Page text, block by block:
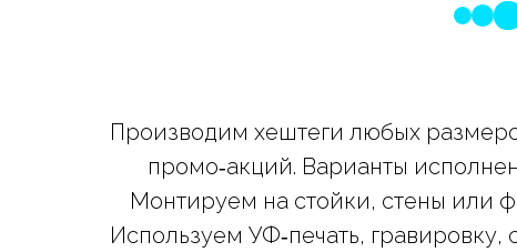
Производим хештеги любых
промо‑акций. Варианты
Монтируем на стойки, стены или
Используем УФ‑печать,